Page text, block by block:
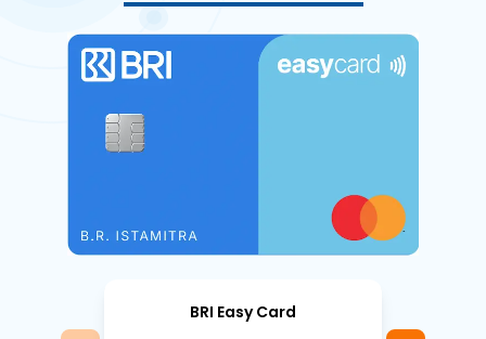
BRI Easy Card